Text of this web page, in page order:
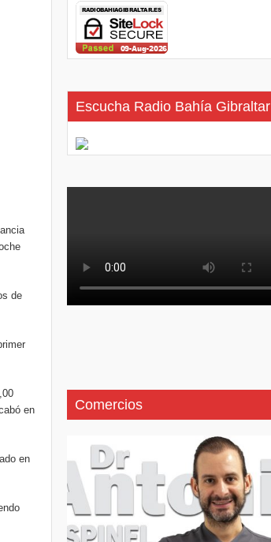
de
en
en
Escucha Radio Bahía Gibraltar
Comercios